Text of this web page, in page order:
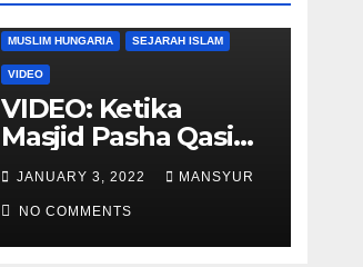
DUNIA BARAT DUNIA ISLAM
MUSLIM HUNGARIA SEJARAH ISLAM
VIDEO
VIDEO: Ketika
Masjid Pasha Qasim
Diubah Menjadi
Gereja Katolik di
Pecs, Hungaria
JANUARY 3, 2022 MANSYUR
NO COMMENTS